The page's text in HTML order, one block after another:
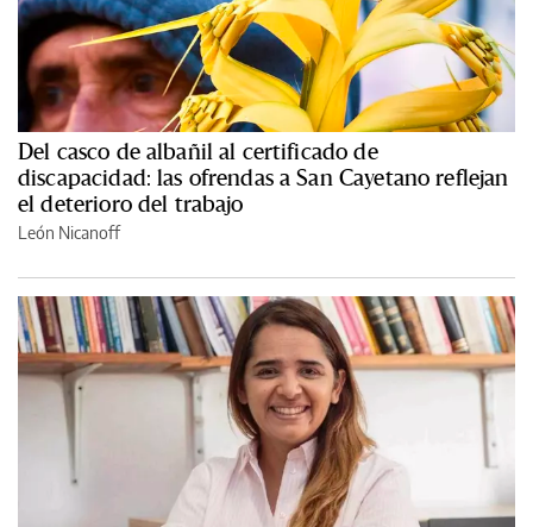
Del casco de albañil al certificado de
discapacidad: las ofrendas a San Cayetano reflejan
el deterioro del trabajo
León Nicanoff